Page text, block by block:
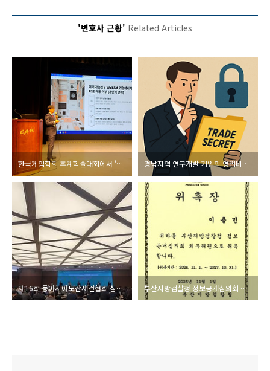
'변호사 근황' Related Articles
한국게임학회 추계학술대회에서 '게임법 개정안이 WEB3.0(p2e)게임에 미치는 영향'을 주제로 발표 [법무법인 시우 부산 이용민 변호사] 경남지역 연구개발 기업의 영업비밀 보호 컨설팅 완료 [법무법인 시우 부산 이용민 변호사]
제16회 동아시아도산재건협회 심포지움 참석 (16th Annual Symposium of East Asian Association of Insolvency and Restructuring) [법무법인 시우 부산 이용민 변호사] 부산지방검찰청 정보공개심의회 외부위원 위촉 [법무법인 시우 부산 이용민 변호사]